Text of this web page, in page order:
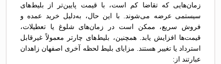
زمان‌هایی که تقاضا کم است، با قیمت پایین‌تر از بلیط‌های
سیستمی عرضه می‌شوند. با این حال، به‌دلیل خرید عمده و
فروش سریع، ممکن است در زمان‌های شلوغ یا تعطیلات،
قیمت‌ها افزایش یابد. همچنین، بلیط‌های چارتر معمولاً غیرقابل
استرداد یا تغییر هستند. مزایای بلیط لحظه آخری اصفهان زاهدان
عبارتند از: